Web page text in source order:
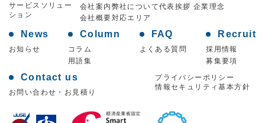
サービスソリュー
ション
会社案内 弊社について代表挨拶 企業理念
会社概要対応エリア
News
お知らせ
Column
コラム
用語集
FAQ
よくある質問
Recruit
採用情報
募集要項
Contact us
お問い合わせ・お見積り
プライバシーポリシー
情報セキュリティ基本方針